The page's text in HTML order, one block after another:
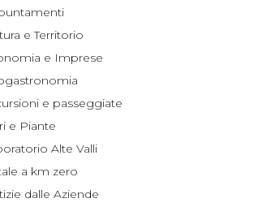
e Territorio
e Imprese
e passeggiate
e Piante
Alte Valli
a km zero
dalle Aziende